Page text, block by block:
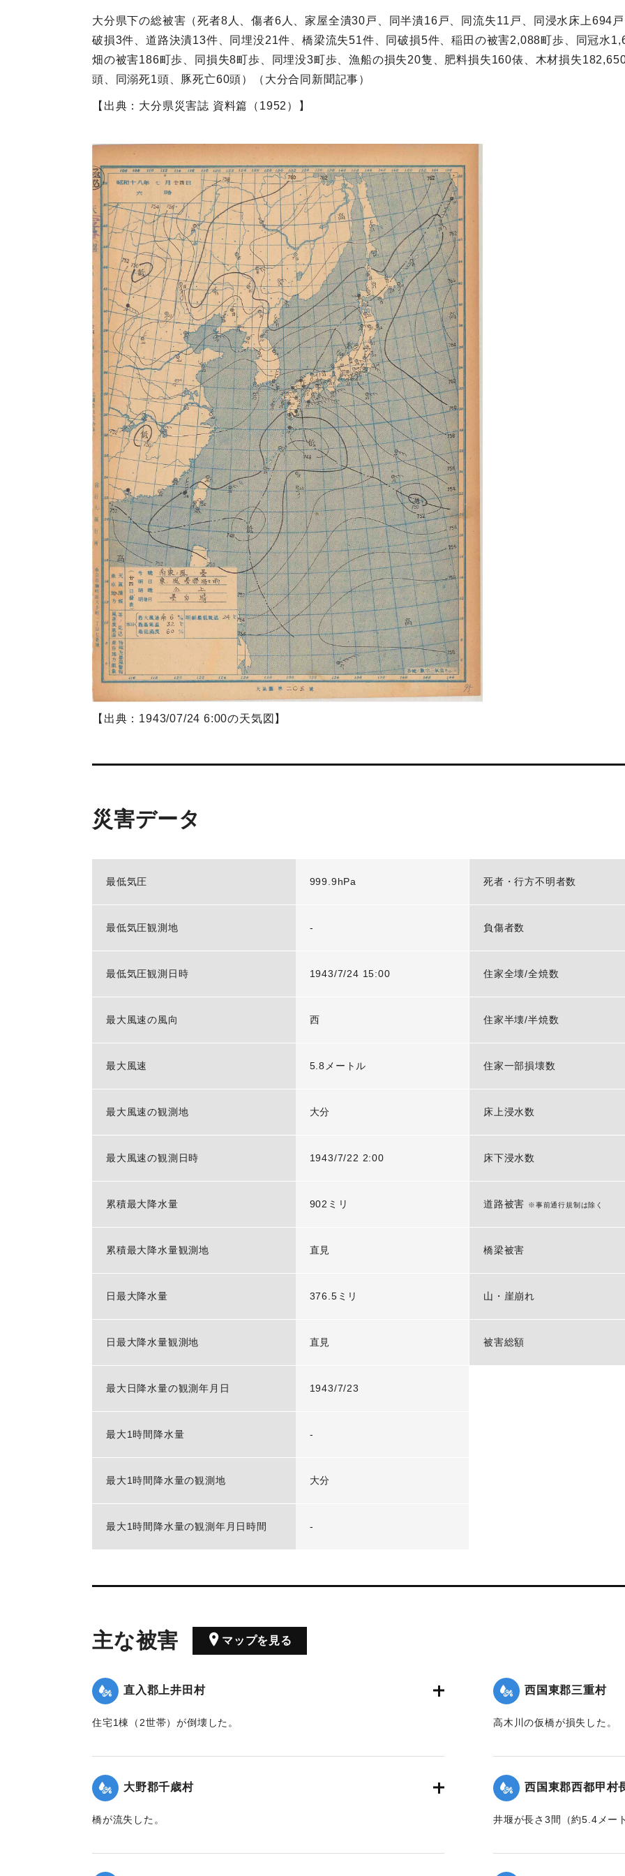
大分県下の総被害（死者8人、傷者6人、家屋全潰30戸、同半潰16戸、同流失11戸、同浸水床上694
破損3件、道路決潰13件、同埋没21件、橋梁流失51件、同破損5件、稲田の被害2,088町歩、同冠水
畑の被害186町歩、同損失8町歩、同埋没3町歩、漁船の損失20隻、肥料損失160俵、木材損失
頭、同溺死1頭、豚死亡60頭）（大分合同新聞記事）
【出典：大分県災害誌 資料篇（1952）】
【出典：1943/07/24 6:00の天気図】
災害データ
最低気圧 999.9hPa
最低気圧観測地 -
最低気圧観測日時 1943/7/24 15:00
最大風速の風向 西
最大風速 5.8メートル
最大風速の観測地 大分
最大風速の観測日時 1943/7/22 2:00
累積最大降水量 902ミリ
累積最大降水量観測地 直見
日最大降水量 376.5ミリ
日最大降水量観測地 直見
最大日降水量の観測年月日 1943/7/23
最大1時間降水量 -
最大1時間降水量の観測地 大分
最大1時間降水量の観測年月日時間 -
死者・行方不明者数
負傷者数
住家全壊/全焼数
住家半壊/半焼数
住家一部損壊数
床上浸水数
床下浸水数
道路被害 ※事前通行規制は除く
橋梁被害
山・崖崩れ
被害総額
主な被害 マップを見る
直入郡上井田村
住宅1棟（2世帯）が倒壊した。
｜固有コード:00480029
西国東郡三重村
高木川の仮橋が損失した。
｜固有コード: 00480030
大野郡千歳村
橋が流失した。
西国東郡西都甲村
井堰が長さ3間（約5.4メー